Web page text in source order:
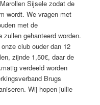
Sijsele zodat de
wordt. We vragen met
met de
gehanteerd worden.
club ouder dan 12
zijnde 1,50€, daar de
verdeeld worden
Brugs
Wij hopen jullie